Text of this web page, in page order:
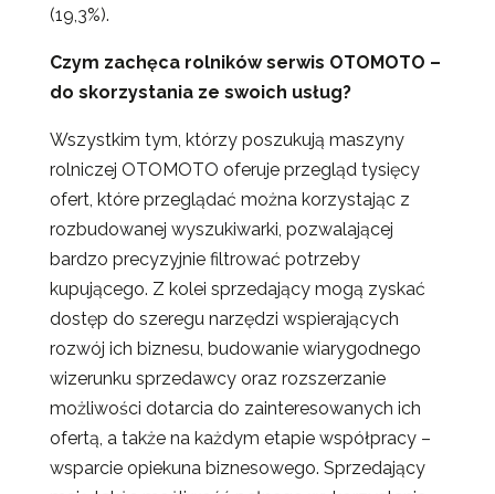
(19,3%).
Czym zachęca rolników serwis OTOMOTO –
do skorzystania ze swoich usług?
Wszystkim tym, którzy poszukują maszyny
rolniczej OTOMOTO oferuje przegląd tysięcy
ofert, które przeglądać można korzystając z
rozbudowanej wyszukiwarki, pozwalającej
bardzo precyzyjnie filtrować potrzeby
kupującego. Z kolei sprzedający mogą zyskać
dostęp do szeregu narzędzi wspierających
rozwój ich biznesu, budowanie wiarygodnego
wizerunku sprzedawcy oraz rozszerzanie
możliwości dotarcia do zainteresowanych ich
ofertą, a także na każdym etapie współpracy –
wsparcie opiekuna biznesowego. Sprzedający